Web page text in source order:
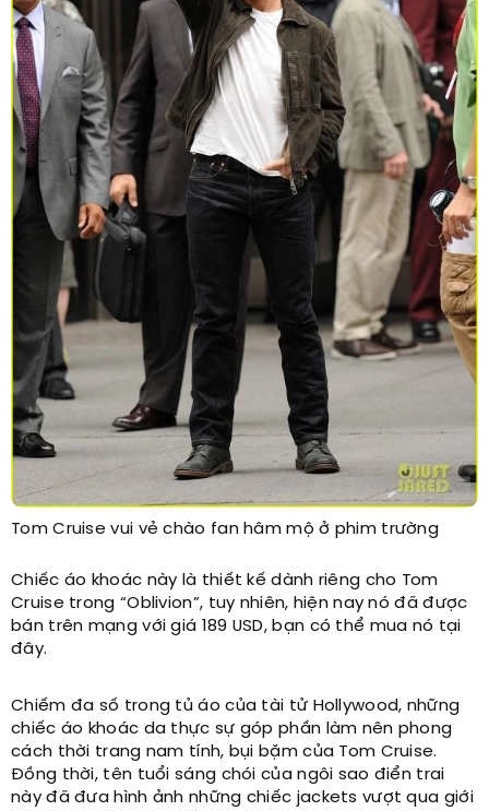
Tom Cruise vui vẻ chào fan hâm mộ ở phim trường
Chiếc áo khoác này là thiết kế dành riêng cho Tom
Cruise trong “Oblivion”, tuy nhiên, hiện nay nó đã được
bán trên mạng với giá 189 USD, bạn có thể mua nó tại
đây.
Chiếm đa số trong tủ áo của tài tử Hollywood, những
chiếc áo khoác da thực sự góp phần làm nên phong
cách thời trang nam tính, bụi bặm của Tom Cruise.
Đồng thời, tên tuổi sáng chói của ngôi sao điển trai
này đã đưa hình ảnh những chiếc jackets vượt qua giới